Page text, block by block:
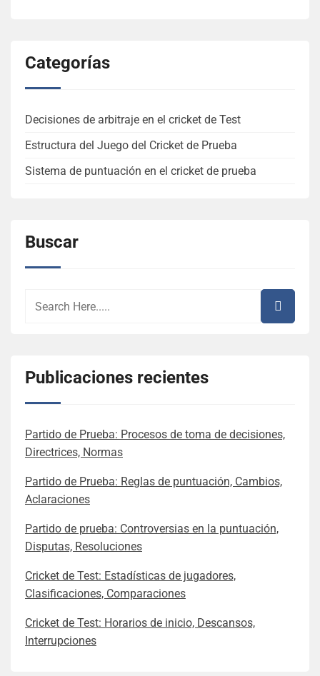
Categorías
Decisiones de arbitraje en el cricket de Test
Estructura del Juego del Cricket de Prueba
Sistema de puntuación en el cricket de prueba
Buscar
Publicaciones recientes
Partido de Prueba: Procesos de toma de decisiones,
Directrices, Normas
Partido de Prueba: Reglas de puntuación, Cambios,
Aclaraciones
Partido de prueba: Controversias en la puntuación,
Disputas, Resoluciones
Cricket de Test: Estadísticas de jugadores,
Clasificaciones, Comparaciones
Cricket de Test: Horarios de inicio, Descansos,
Interrupciones